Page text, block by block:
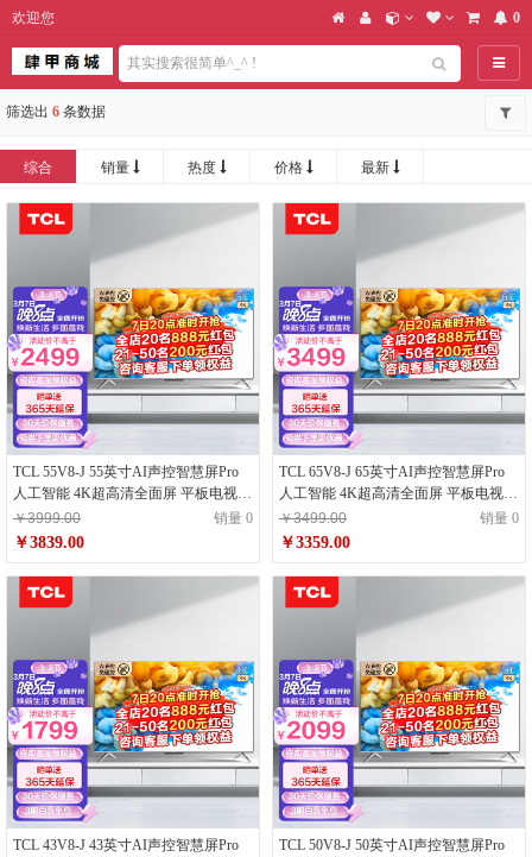
欢迎您 0
导航
筛选出 6 条数据
综合 销量 热度 价格 最新
TCL 55V8-J 55英寸AI声控智慧屏Pro
人工智能 4K超高清全面屏 平板电视
云游戏电视
￥3999.00 销量 0
￥3839.00
TCL 65V8-J 65英寸AI声控智慧屏Pro
人工智能 4K超高清全面屏 平板电视
云游戏电视
￥3499.00 销量 0
￥3359.00
TCL 43V8-J 43英寸AI声控智慧屏Pro
TCL 50V8-J 50英寸AI声控智慧屏Pro